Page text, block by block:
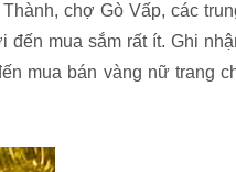
chợ Gò Vấp, các
mua sắm rất ít. Ghi
mua bán vàng nữ trang